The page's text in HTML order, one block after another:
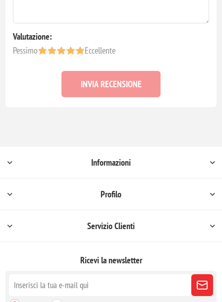
Valutazione:
Pessimo
Eccellente
INVIA RECENSIONE
Informazioni
Profilo
Servizio Clienti
Ricevi la newsletter